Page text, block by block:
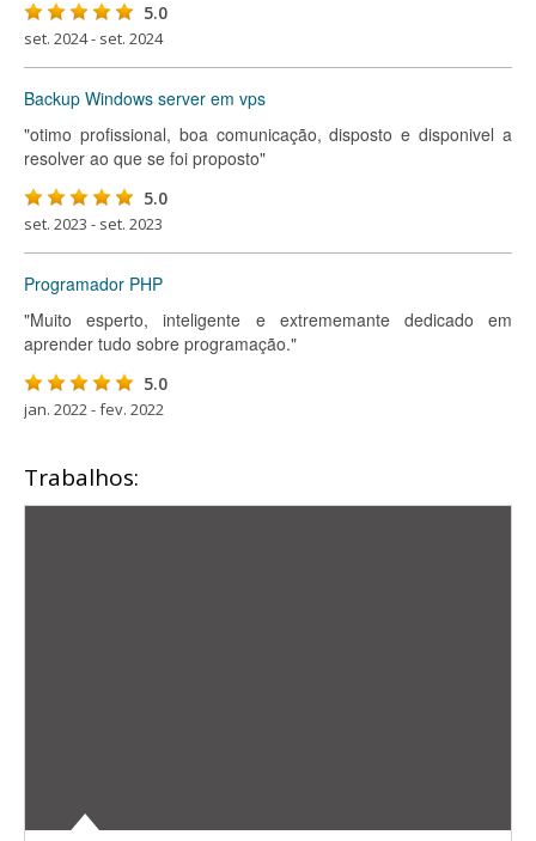
5.0
set. 2024 - set. 2024
Backup Windows server em vps
"otimo profissional, boa comunicação, disposto e disponivel a
resolver ao que se foi proposto"
5.0
set. 2023 - set. 2023
Programador PHP
"Muito esperto, inteligente e extrememante dedicado em
aprender tudo sobre programação."
5.0
jan. 2022 - fev. 2022
Trabalhos: